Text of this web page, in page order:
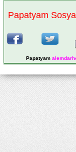
Papatyam
Papatyam